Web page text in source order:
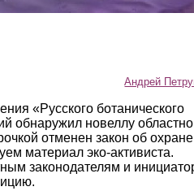
Андрей
«Русского ботанического
обнаружил новеллу
отменен закон об охране
материал эко-активиста.
законодателям и